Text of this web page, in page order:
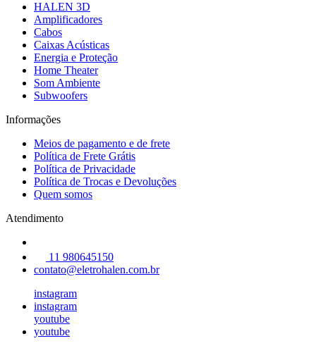
HALEN 3D
Amplificadores
Cabos
Caixas Acústicas
Energia e Proteção
Home Theater
Som Ambiente
Subwoofers
Informações
Meios de pagamento e de frete
Política de Frete Grátis
Política de Privacidade
Política de Trocas e Devoluções
Quem somos
Atendimento
11 980645150
contato@eletrohalen.com.br
instagram
instagram
youtube
youtube